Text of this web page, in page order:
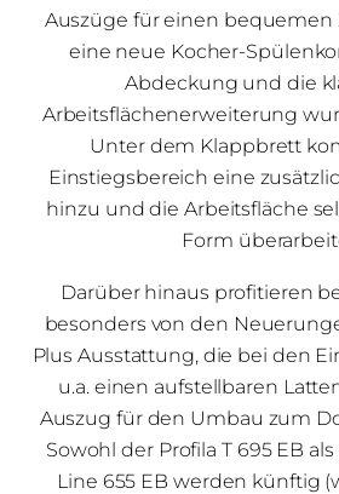
Auszüge für einen bequemen
eine neue Kocher-
Abdeckung und die
Arbeitsflächenerweiterung
Unter dem Klappbrett
Einstiegsbereich eine
hinzu und die Arbeitsfläche
Form
Darüber hinaus profitieren
besonders von den
Plus Ausstattung, die bei den
u.a. einen aufstellbaren
Auszug für den Umbau zum
Sowohl der Profila T 695 EB
Line 655 EB werden künftig